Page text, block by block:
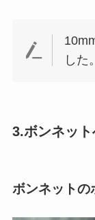
した。
3.ボンネッ
ボンネットの